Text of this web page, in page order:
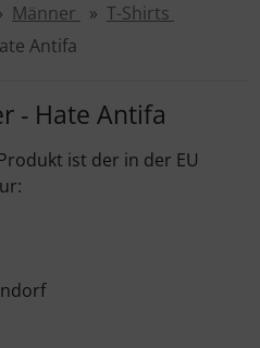
Männer
T-Shirts
Antifa
- Hate Antifa
ist der in der EU